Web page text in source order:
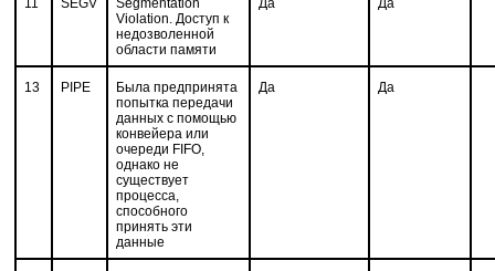
11 SEGV
Segmentation
Violation. Доступ к
недозволенной
области памяти
Да Да
13 PIPE
Была предпринята
попытка передачи
данных с помощью
конвейера или
очереди FIFO,
однако не
существует
процесса,
способного
принять эти
данные
Да Да